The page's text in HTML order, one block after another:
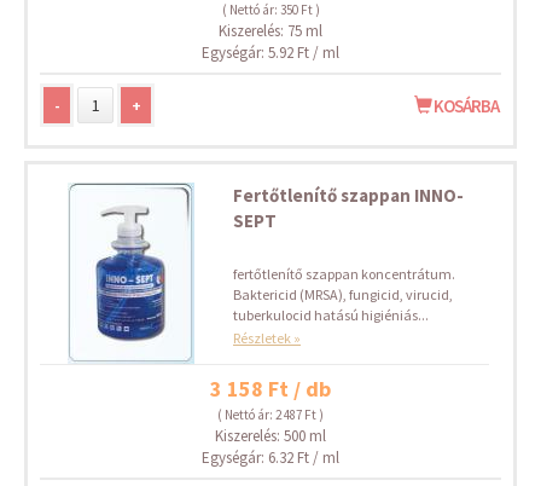
( Nettó ár: 350 Ft )
Kiszerelés: 75 ml
Egységár: 5.92 Ft / ml
- + KOSÁRBA
Fertőtlenítő szappan INNO-
SEPT
fertőtlenítő szappan koncentrátum.
Baktericid (MRSA), fungicid, virucid,
tuberkulocid hatású higiéniás...
Részletek »
3 158 Ft / db
( Nettó ár: 2 487 Ft )
Kiszerelés: 500 ml
Egységár: 6.32 Ft / ml